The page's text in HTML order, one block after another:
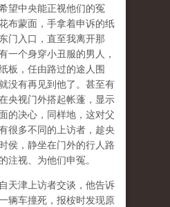
望中央能正视他们的冤
布蒙面，手拿着申诉的纸
门入口，直至我离开那
一个身穿小丑服的男人，
板，任由路过的途人围
没有再见到他了。甚至有
央视门外搭起帐蓬，显示
的决心，同样地，这对父
很多不同的上访者，趁央
侯，静坐在门外的行人路
注视、为他们申冤。
天津上访者交谈，他告诉
辆车撞死，报桉时发现原